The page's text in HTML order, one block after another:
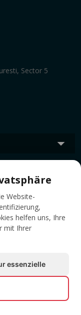
Sector 5
Website-
helfen uns, Ihre
mit Ihrer
essenzielle